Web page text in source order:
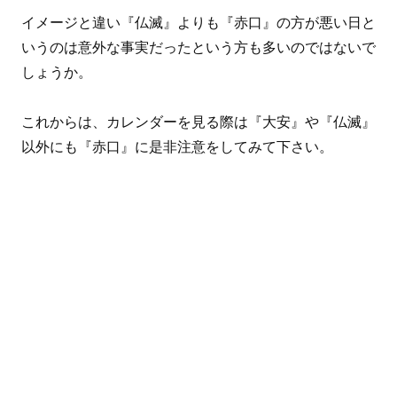
イメージと違い『仏滅』よりも『赤口』の方が悪い日と
いうのは意外な事実だったという方も多いのではないで
しょうか。
これからは、カレンダーを見る際は『大安』や『仏滅』
以外にも『赤口』に是非注意をしてみて下さい。